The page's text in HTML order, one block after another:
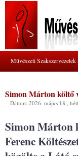
Művészeti Szakszervezetek
Simon Márton költő
Dátum: 2026. május 18.,
Simon Márton
Ferenc